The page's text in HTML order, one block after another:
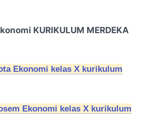
KURIKULUM MERDEKA
Ekonomi kelas X kurikulum
Ekonomi kelas X kurikulum